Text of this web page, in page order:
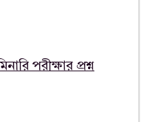
পরীক্ষার প্রশ্ন